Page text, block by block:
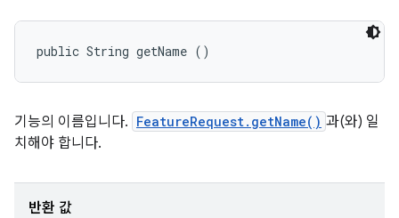
public String getName ()
기능의 이름입니다. FeatureRequest.getName() 과(와) 일
치해야 합니다.
반환 값